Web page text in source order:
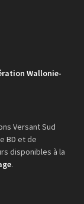
Wallonie-
Versant Sud
BD et de
disponibles à la
.